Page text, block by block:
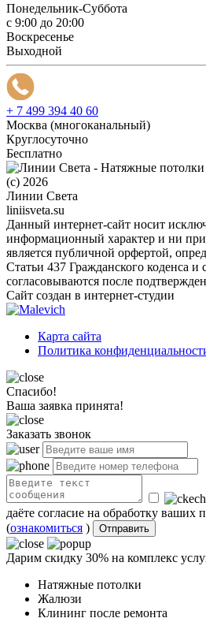
Понедельник-Суббота
с 9:00 до 20:00
Воскресенье
Выходной
+ 7 499 394 40 60
Москва (многоканальный)
Круглосуточно
Бесплатно
(c) 2026
Линии Света
liniisveta.su
Данный интернет-сайт носит
информационный характер и ни
является публичной орфертой,
Статьи 437 Гражданского коденса и
согласовываются после
Сайт создан в интернет-студии
Карта сайта
Политика
Спасибо!
Ваша заявка принята!
Заказать звонок
даёте согласие на обработку ваших
(ознакомиться ) Отправить
Дарим скидку 30% на комплекс
Натяжные потолки
Жалюзи
Клининг после ремонта